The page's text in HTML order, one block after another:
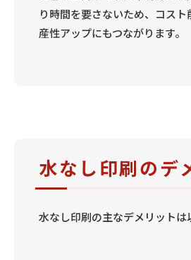
り時間を要さないため、コス
産性アップにもつながります。
水なし印刷のデ
水なし印刷の主なデメリットは